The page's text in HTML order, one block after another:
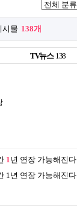
시물 138개
TV뉴스 138
1년 연장 가능해진다
1년 연장 가능해진다